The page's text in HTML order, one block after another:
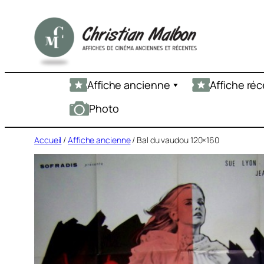
contenu
Affiche ancienne Affiche
Photo
Accueil /Affiche ancienne/ Bal du vaudou 120×160